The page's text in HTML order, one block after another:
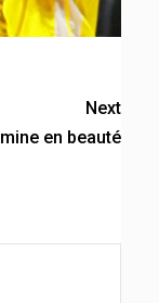
Next
en beauté